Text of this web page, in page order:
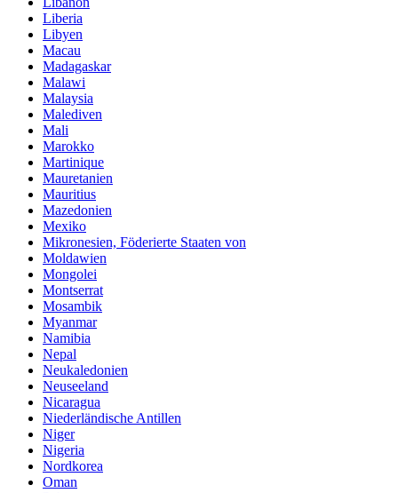
Liberia
Libyen
Macau
Madagaskar
Malawi
Malaysia
Malediven
Mali
Marokko
Martinique
Mauretanien
Mauritius
Mazedonien
Mexiko
Mikronesien, Föderierte Staaten von
Moldawien
Mongolei
Montserrat
Mosambik
Myanmar
Namibia
Nepal
Neukaledonien
Neuseeland
Nicaragua
Niederländische Antillen
Niger
Nigeria
Nordkorea
Oman